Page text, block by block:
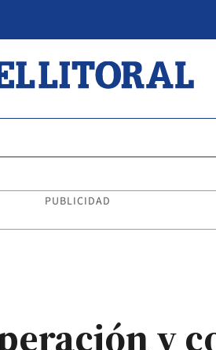
PUBLICIDAD
y